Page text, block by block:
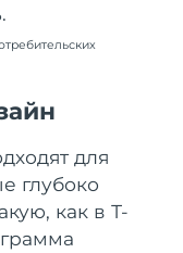
для
глубоко
как в Т-
дата доставки
дата доставки
19/08/2026
дата доставки
13/08/2026